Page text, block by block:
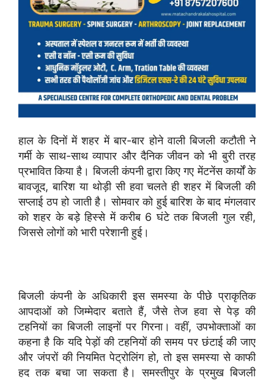
हाल के दिनों में शहर में बार-बार होने वाली बिजली कटौती ने
गर्मी के साथ-साथ व्यापार और दैनिक जीवन को भी बुरी तरह
प्रभावित किया है। बिजली कंपनी द्वारा किए गए मेंटनेंस कार्यों के
बावजूद, बारिश या थोड़ी सी हवा चलते ही शहर में बिजली की
सप्लाई ठप हो जाती है। सोमवार को हुई बारिश के बाद मंगलवार
को शहर के बड़े हिस्से में करीब 6 घंटे तक बिजली गुल रही,
जिससे लोगों को भारी परेशानी हुई।
बिजली कंपनी के अधिकारी इस समस्या के पीछे प्राकृतिक
आपदाओं को जिम्मेदार बताते हैं, जैसे तेज हवा से पेड़ की
टहनियों का बिजली लाइनों पर गिरना। वहीं, उपभोक्ताओं का
कहना है कि यदि पेड़ों की टहनियों की समय पर छंटाई की जाए
और जंपरों की नियमित पेट्रोलिंग हो, तो इस समस्या से काफी
हद तक बचा जा सकता है। समस्तीपुर के प्रमुख बिजली